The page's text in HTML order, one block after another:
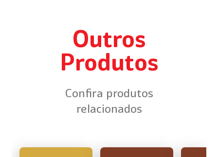
Outros
Produtos
Confira produtos
relacionados